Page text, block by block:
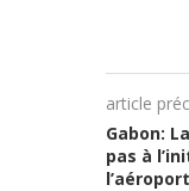
article
Gabon:
pas à